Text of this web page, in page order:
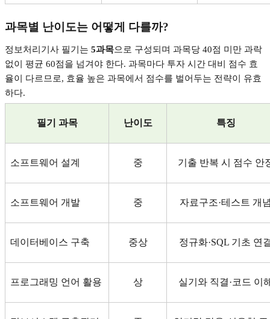
과목별 난이도는 어떻게 다를까?
정보처리기사 필기는 5과목으로 구성되며 과목당 40점 미만 과락
없이 평균 60점을 넘겨야 한다. 과목마다 투자 시간 대비 점수 효
율이 다르므로, 효율 높은 과목에서 점수를 벌어두는 전략이 유효
하다.
필기 과목 난이도 특징
소프트웨어 설계 중 기출 반복 시 점수 안
소프트웨어 개발 중 자료구조·테스트 개
데이터베이스 구축 중상 정규화·SQL 기초 연
프로그래밍 언어 활용 상 실기와 직결·코드 이